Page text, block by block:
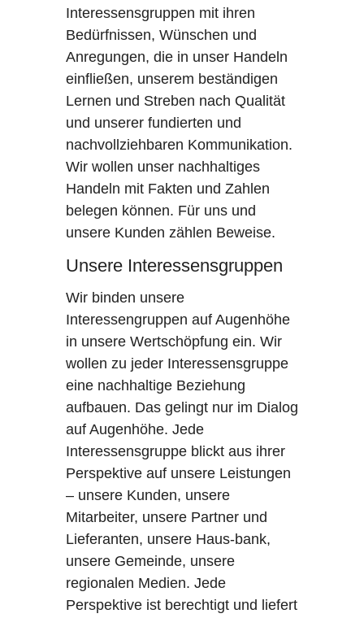
Interessensgruppen mit ihren
Bedürfnissen, Wünschen und
Anregungen, die in unser Handeln
einfließen, unserem beständigen
Lernen und Streben nach Qualität
und unserer fundierten und
nachvollziehbaren Kommunikation.
Wir wollen unser nachhaltiges
Handeln mit Fakten und Zahlen
belegen können. Für uns und
unsere Kunden zählen Beweise.
Unsere Interessensgruppen
Wir binden unsere
Interessengruppen auf Augenhöhe
in unsere Wertschöpfung ein. Wir
wollen zu jeder Interessensgruppe
eine nachhaltige Beziehung
aufbauen. Das gelingt nur im Dialog
auf Augenhöhe. Jede
Interessensgruppe blickt aus ihrer
Perspektive auf unsere Leistungen
– unsere Kunden, unsere
Mitarbeiter, unsere Partner und
Lieferanten, unsere Haus-bank,
unsere Gemeinde, unsere
regionalen Medien. Jede
Perspektive ist berechtigt und liefert